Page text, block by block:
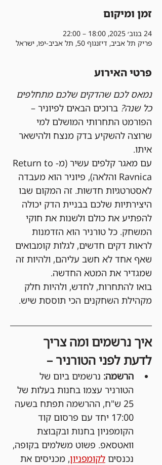
זמן ומיקום
24 בנוב׳ 2025, 18:00 – 22:00
פריק תל אביב, דיזנגוף 50, תל אביב-יפו, ישראל
פרטי האירוע
נמאס לכם שהדקים שלכם מתחלפים
כל שנה? ברוכים הבאים לפיוניר –
הפורמט התחרותי המושלם למי
שרוצה להשקיע בדק מנצח ולהישאר
איתו.
עם מאגר קלפים עשיר (מ-Return to
Ravnica והלאה), פיוניר הוא מעבדה
לאסטרטגיות חדשות. זה המקום שבו
היצירתיות שלכם בבניית הדק יכולה
להפתיע את כולם ולשנות את חוקי
המשחק. כל טורניר הוא הזדמנות
לראות דקים חדשים, לגלות קומבואים
שאף אחד לא חשב עליהם, ולהיות זה
שמגדיר את המטא החדשה.
בואו להתחרות, לחדש, ולהיות חלק
מקהילת השחקנים הכי תוססת שיש.
איך נרשמים ומה צריך
לדעת לפני הטורניר –
הרשמה: נרשמים ביום של
הטורניר עצמו בחנות בעלות של
25 ש"ח, ההרשמה תפתח בשעה
17:00 יחד עם פרסום קוד
הקומפניון בחנות ובקבוצת
וואטסאפ. פשוט משלמים בקופה,
נכנסים לקומפניון, מכניסים את